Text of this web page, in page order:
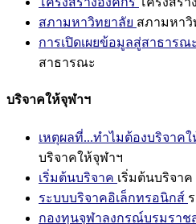
สภามหาวิทยาลัย สภามหาวิ
การเปิดเผยข้อมูลสู่สาธารณะ
สาธารณะ
บริจาคให้จุฬาฯ
เหตุผลที่...ทำไมต้องบริจาคใ
บริจาคให้จุฬาฯ
เริ่มต้นบริจาค เริ่มต้นบริจาค
ระบบบริจาคอิเล็กทรอนิกส์
กองทุนจุฬาลงกรณ์บรมราช